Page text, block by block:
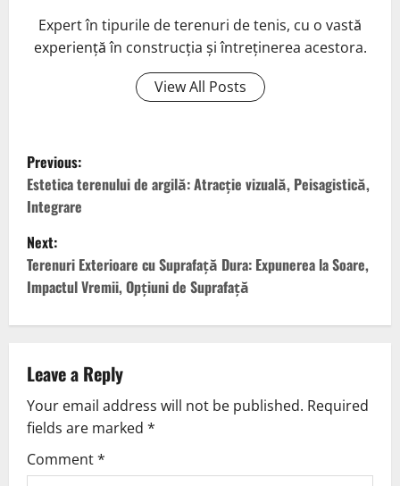
Expert în tipurile de terenuri de tenis, cu o vastă
experiență în construcția și întreținerea acestora.
View All Posts
P
o
s
t
n
v
i
g
Previous:
Estetica terenului de argilă: Atracție vizuală, Peisagistică,
Integrare
Next:
Terenuri Exterioare cu Suprafață Dura: Expunerea la Soare,
Impactul Vremii, Opțiuni de Suprafață
Leave a Reply
Your email address will not be published. Required
fields are marked *
Comment*